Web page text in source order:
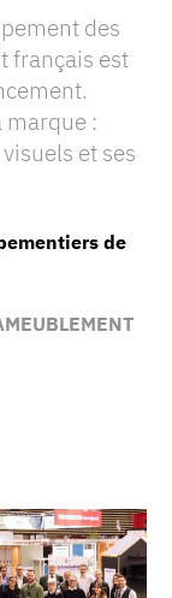
des
français est
marque :
et ses
de